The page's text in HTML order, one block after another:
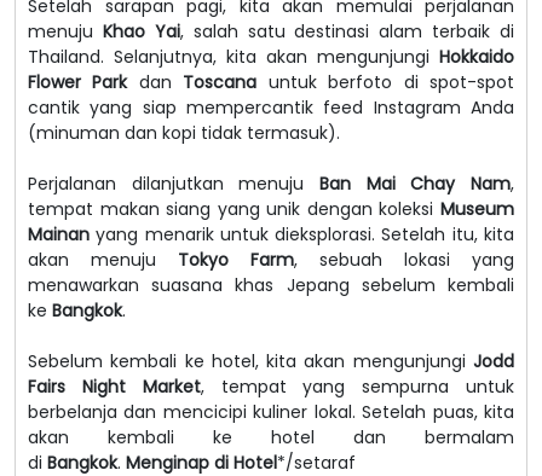
Setelah sarapan pagi, kita akan memulai perjalanan
menuju Khao Yai, salah satu destinasi alam terbaik di
Thailand. Selanjutnya, kita akan mengunjungi Hokkaido
Flower Parkdan Toscana untuk berfoto di spot-spot
cantik yang siap mempercantik feed Instagram Anda
(minuman dan kopi tidak termasuk).
Perjalanan dilanjutkan menuju Ban Mai Chay Nam,
tempat makan siang yang unik dengan koleksi Museum
Mainan yang menarik untuk dieksplorasi. Setelah itu, kita
akan menuju Tokyo Farm, sebuah lokasi yang
menawarkan suasana khas Jepang sebelum kembali
ke Bangkok.
Sebelum kembali ke hotel, kita akan mengunjungi Jodd
Fairs Night Market, tempat yang sempurna untuk
berbelanja dan mencicipi kuliner lokal. Setelah puas, kita
akan kembali ke hotel dan bermalam
di Bangkok. Menginap di Hotel*/setaraf